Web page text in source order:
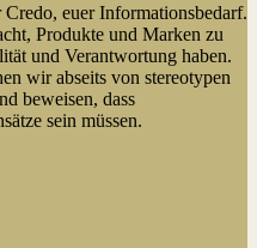
euer Informationsbedarf.
Produkte und Marken zu
und Verantwortung haben.
wir abseits von stereotypen
beweisen, dass
sein müssen.